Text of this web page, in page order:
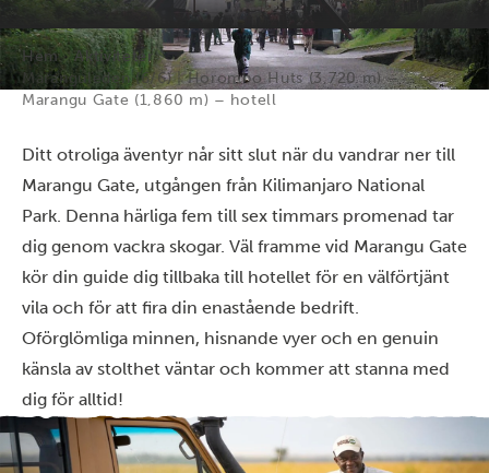
Hem
Aktiviteter
Maranguleden (6/6) | Horombo Huts (3,720 m) –
Marangu Gate (1,860 m) – hotell
Ditt otroliga äventyr når sitt slut när du vandrar ner till
Marangu Gate, utgången från Kilimanjaro National
Park. Denna härliga fem till sex timmars promenad tar
dig genom vackra skogar. Väl framme vid Marangu Gate
kör din guide dig tillbaka till hotellet för en välförtjänt
vila och för att fira din enastående bedrift.
Oförglömliga minnen, hisnande vyer och en genuin
känsla av stolthet väntar och kommer att stanna med
dig för alltid!